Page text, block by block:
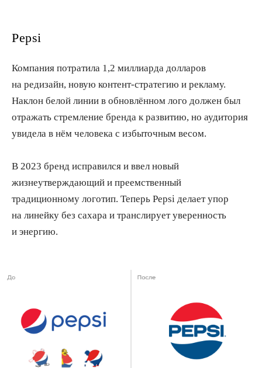
Pepsi
Компания потратила 1,2 миллиарда долларов
на редизайн, новую контент-стратегию и рекламу.
Наклон белой линии в обновлённом лого должен был
отражать стремление бренда к развитию, но аудитория
увидела в нём человека с избыточным весом.
В 2023 бренд исправился и ввел новый
жизнеутверждающий и преемственный
традиционному логотип. Теперь Pepsi делает упор
на линейку без сахара и транслирует уверенность
и энергию.
Обсудить проект
Напишите нам по поводу проекта,
Заполнить форму
Услуги
Карьера
Блог
Контакты
йдентика
Нейминг
П